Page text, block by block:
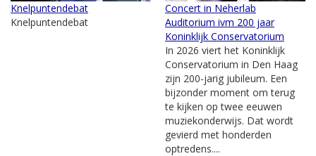
Knelpuntendebat
Knelpuntendebat
Concert in Neherlab
Auditorium ivm 200 jaar
Koninklijk Conservatorium
In 2026 viert het Koninklijk
Conservatorium in Den Haag
zijn 200-jarig jubileum. Een
bijzonder moment om terug
te kijken op twee eeuwen
muziekonderwijs. Dat wordt
gevierd met honderden
optredens....